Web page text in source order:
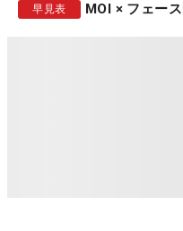
早見表